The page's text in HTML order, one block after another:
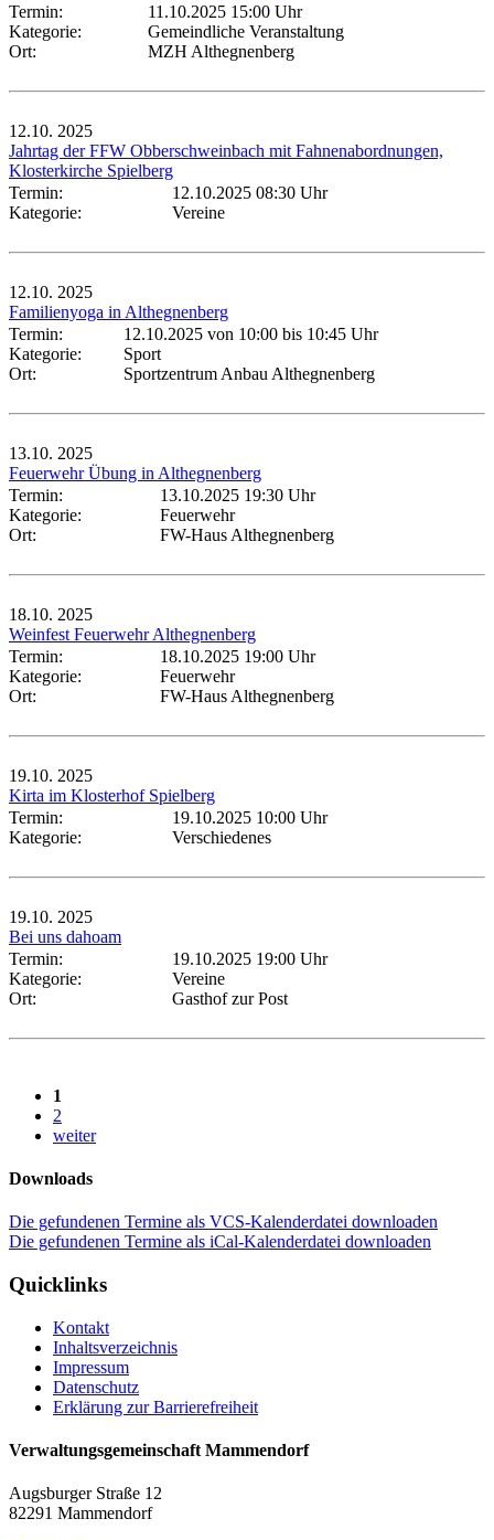
Termin:
11.10.2025 15:00 Uhr
Kategorie:
Gemeindliche Veranstaltung
Ort:
MZH Althegnenberg
12.10. 2025
Jahrtag der FFW Obberschweinbach mit Fahnenabordnungen,
Klosterkirche Spielberg
Termin:
12.10.2025 08:30 Uhr
Kategorie:
Vereine
12.10. 2025
Familienyoga in Althegnenberg
Termin:
12.10.2025 von 10:00 bis 10:45 Uhr
Kategorie:
Sport
Ort:
Sportzentrum Anbau Althegnenberg
13.10. 2025
Feuerwehr Übung in Althegnenberg
Termin:
13.10.2025 19:30 Uhr
Kategorie:
Feuerwehr
Ort:
FW-Haus Althegnenberg
18.10. 2025
Weinfest Feuerwehr Althegnenberg
Termin:
18.10.2025 19:00 Uhr
Kategorie:
Feuerwehr
Ort:
FW-Haus Althegnenberg
19.10. 2025
Kirta im Klosterhof Spielberg
Termin:
19.10.2025 10:00 Uhr
Kategorie:
Verschiedenes
19.10. 2025
Bei uns dahoam
Termin:
19.10.2025 19:00 Uhr
Kategorie:
Vereine
Ort:
Gasthof zur Post
1
2
weiter
Downloads
Die gefundenen Termine als VCS-Kalenderdatei downloaden
Die gefundenen Termine als iCal-Kalenderdatei downloaden
Quicklinks
Kontakt
Inhaltsverzeichnis
Impressum
Datenschutz
Erklärung zur Barrierefreiheit
Verwaltungsgemeinschaft Mammendorf
Augsburger Straße 12
82291 Mammendorf